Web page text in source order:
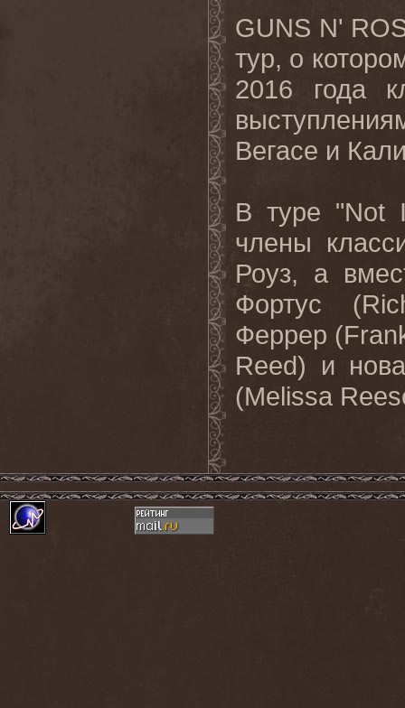
GUNS N'
тур, о
2016 года
Вегасе и
В туре "Not
члены
Роуз, а
Фортус (
Феррер (
Reed) и
(Melissa